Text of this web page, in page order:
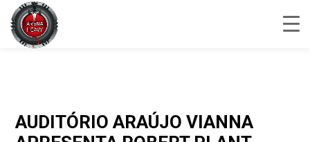
AUDITÓRIO ARAÚJO VIANNA